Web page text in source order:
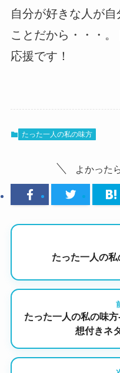
自分が好きな人が
ことだから・・・
応援です！
たった一人の私の味方
よかった
たった一人の
たった一人の私の味
想付きネ